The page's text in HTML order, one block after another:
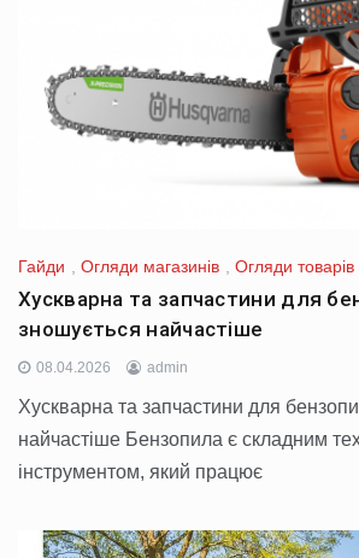
Гайди , Огляди магазинів , Огляди товарів
Хускварна та запчастини для
зношується найчастіше
08.04.2026 admin
Хускварна та запчастини для
найчастіше Бензопила є складним
інструментом, який працює